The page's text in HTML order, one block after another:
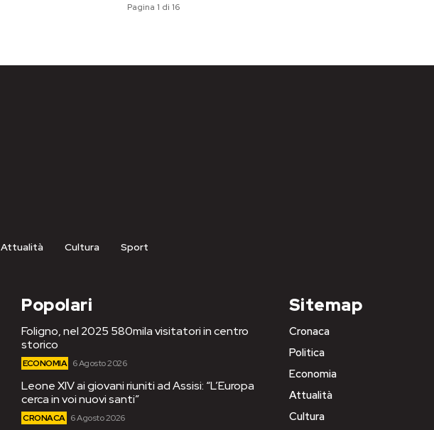
Pagina 1 di 16
Attualità Cultura Sport
Popolari
Foligno, nel 2025 580mila visitatori in centro
storico
ECONOMIA 6 Agosto 2026
Leone XIV ai giovani riuniti ad Assisi: “L’Europa
cerca in voi nuovi santi”
CRONACA 6 Agosto 2026
Sitemap
Cronaca
Politica
Economia
Attualità
Cultura